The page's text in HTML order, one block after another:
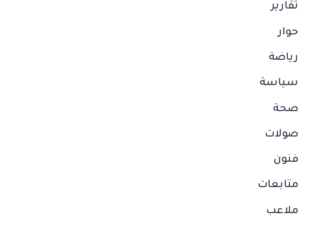
تقارير
حوار
رياضة
سياسة
صحة
صولات
فنون
متابعات
ملاعب